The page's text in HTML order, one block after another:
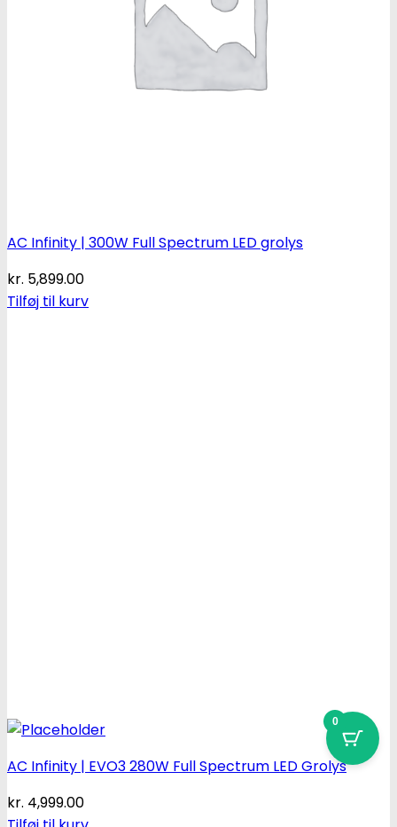
AC Infinity | 300W Full Spectrum LED grolys
kr. 5,899.00
Tilføj til kurv
AC Infinity | EVO3 280W Full Spectrum LED Grolys
kr. 4,999.00
0